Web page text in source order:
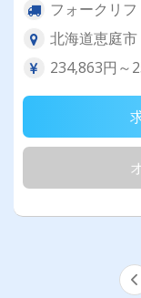
フォークリ
北海道恵庭市
234,863円～